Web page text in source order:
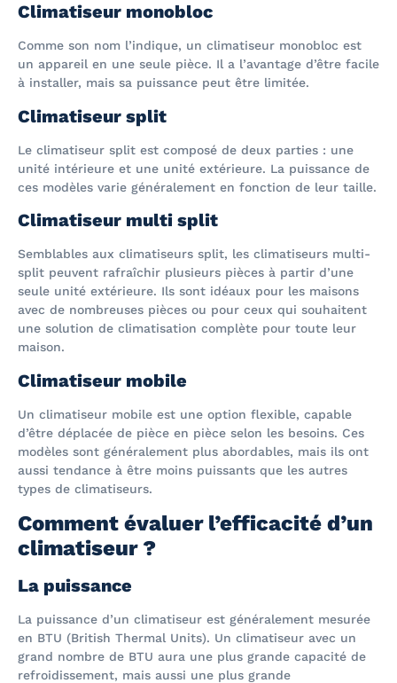
Climatiseur monobloc
Comme son nom l’indique, un climatiseur monobloc est
un appareil en une seule pièce. Il a l’avantage d’être facile
à installer, mais sa puissance peut être limitée.
Climatiseur split
Le climatiseur split est composé de deux parties : une
unité intérieure et une unité extérieure. La puissance de
ces modèles varie généralement en fonction de leur taille.
Climatiseur multi split
Semblables aux climatiseurs split, les climatiseurs multi-
split peuvent rafraîchir plusieurs pièces à partir d’une
seule unité extérieure. Ils sont idéaux pour les maisons
avec de nombreuses pièces ou pour ceux qui souhaitent
une solution de climatisation complète pour toute leur
maison.
Climatiseur mobile
Un climatiseur mobile est une option flexible, capable
d’être déplacée de pièce en pièce selon les besoins. Ces
modèles sont généralement plus abordables, mais ils ont
aussi tendance à être moins puissants que les autres
types de climatiseurs.
Comment évaluer l’efficacité d’un
climatiseur ?
La puissance
La puissance d’un climatiseur est généralement mesurée
en BTU (British Thermal Units). Un climatiseur avec un
grand nombre de BTU aura une plus grande capacité de
refroidissement, mais aussi une plus grande